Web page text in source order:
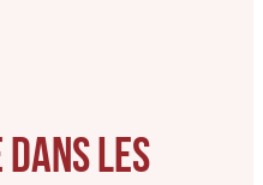
LES